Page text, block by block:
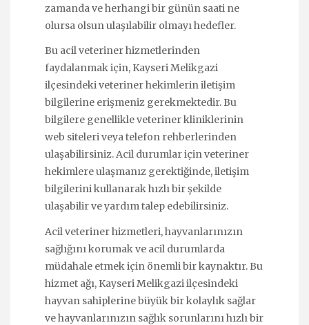
zamanda ve herhangi bir günün saati ne
olursa olsun ulaşılabilir olmayı hedefler.
Bu acil veteriner hizmetlerinden
faydalanmak için, Kayseri Melikgazi
ilçesindeki veteriner hekimlerin iletişim
bilgilerine erişmeniz gerekmektedir. Bu
bilgilere genellikle veteriner kliniklerinin
web siteleri veya telefon rehberlerinden
ulaşabilirsiniz. Acil durumlar için veteriner
hekimlere ulaşmanız gerektiğinde, iletişim
bilgilerini kullanarak hızlı bir şekilde
ulaşabilir ve yardım talep edebilirsiniz.
Acil veteriner hizmetleri, hayvanlarınızın
sağlığını korumak ve acil durumlarda
müdahale etmek için önemli bir kaynaktır. Bu
hizmet ağı, Kayseri Melikgazi ilçesindeki
hayvan sahiplerine büyük bir kolaylık sağlar
ve hayvanlarınızın sağlık sorunlarını hızlı bir